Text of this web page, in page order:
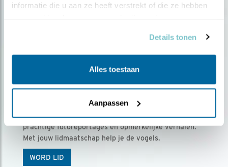
informatie die u aan ze heeft verstrekt of die ze hebben
Details tonen
Alles toestaan
Aanpassen
Ontvang 5 x Vogels voor € 36,00 per jaar
Vogels is het tijdschrift voor onze leden, met
prachtige fotoreportages en opmerkelijke verhalen.
Met jouw lidmaatschap help je de vogels.
WORD LID